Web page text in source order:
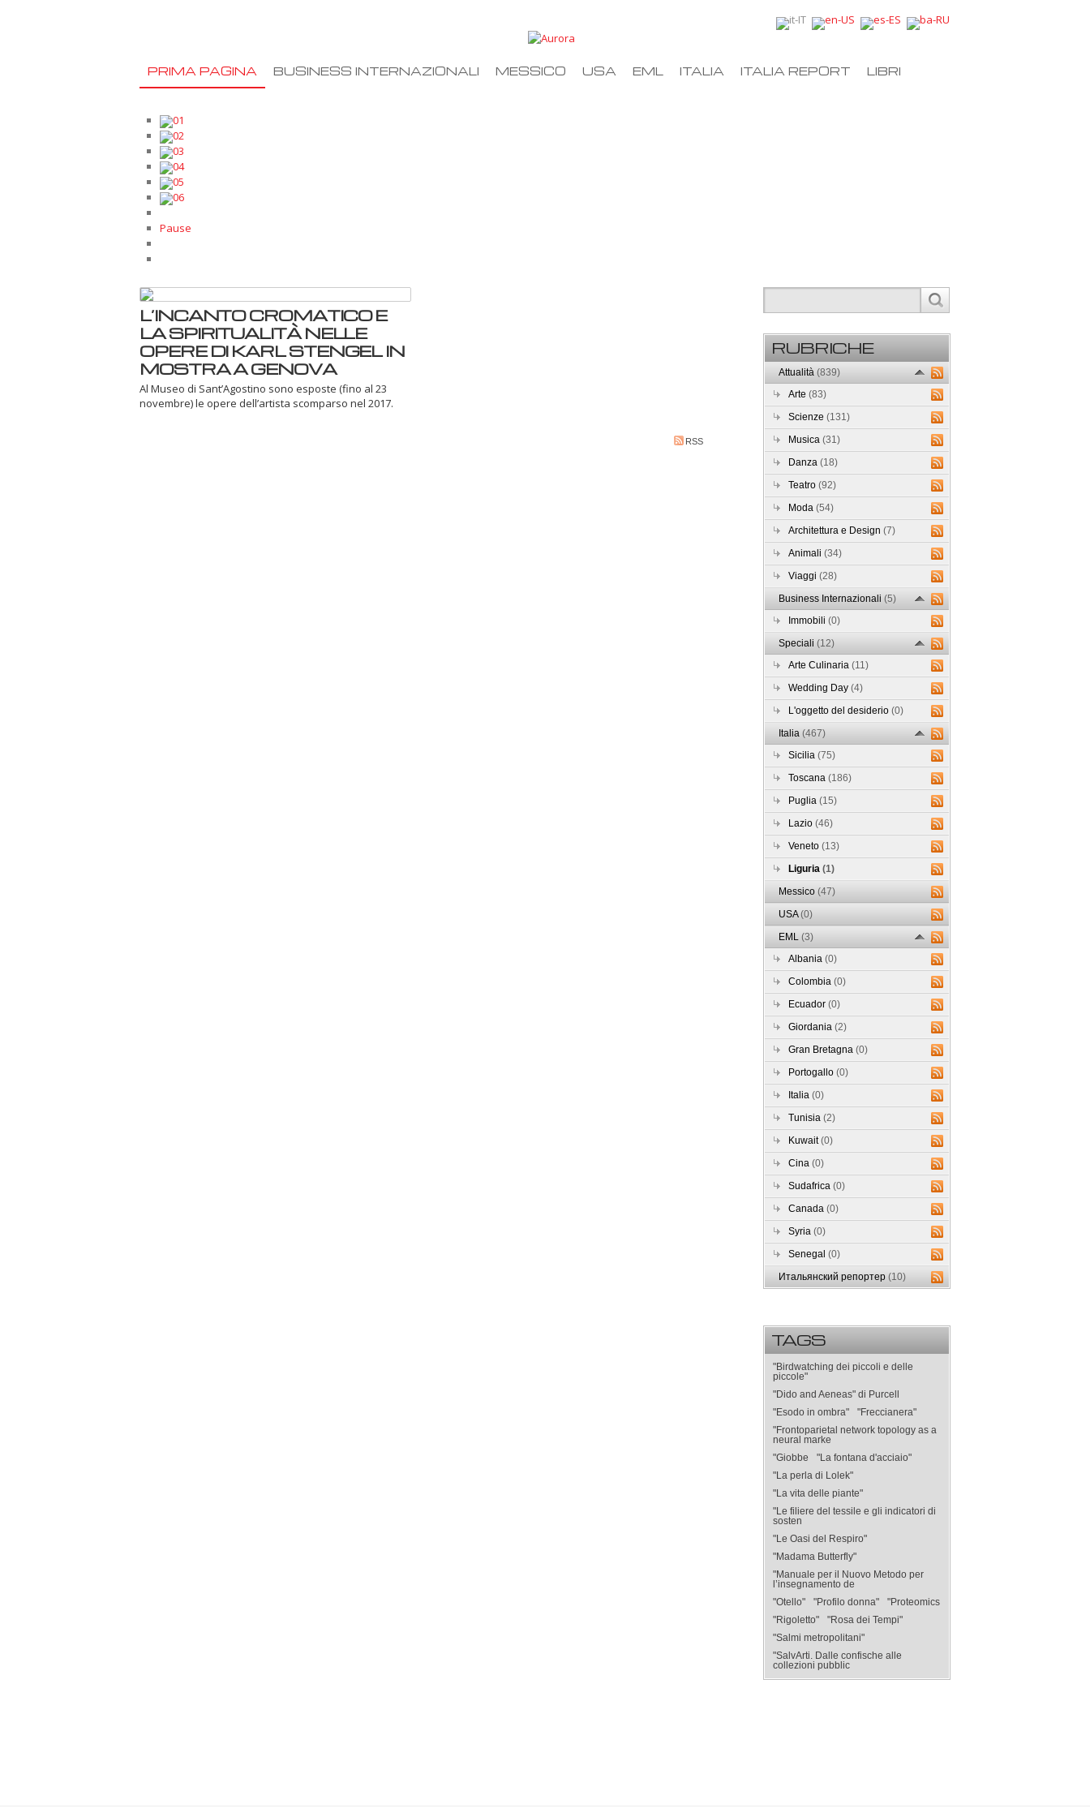
PRIMA PAGINA BUSINESS INTERNAZIONALI MESSICO USA EML ITALIA ITALIA REPORT LIBRI
01
02
03
04
05
06
Pause
L’INCANTO CROMATICO E
LA SPIRITUALITÀ NELLE
OPERE DI KARL STENGEL IN
MOSTRA A GENOVA
Al Museo di Sant’Agostino sono esposte (fino al 23
novembre) le opere dell’artista scomparso nel 2017.
RSS
RUBRICHE
Attualità(839)
Arte(83)
Scienze(131)
Musica(31)
Danza(18)
Teatro(92)
Moda(54)
Architettura e Design(7)
Animali(34)
Viaggi(28)
Business Internazionali(5)
Immobili(0)
Speciali(12)
Arte Culinaria(11)
Wedding Day(4)
L'oggetto del desiderio(0)
Italia(467)
Sicilia(75)
Toscana(186)
Puglia(15)
Lazio(46)
Veneto(13)
Liguria(1)
Messico(47)
USA(0)
EML(3)
Albania(0)
Colombia(0)
Ecuador(0)
Giordania(2)
Gran Bretagna(0)
Portogallo(0)
Italia(0)
Tunisia(2)
Kuwait(0)
Cina(0)
Sudafrica(0)
Canada(0)
Syria(0)
Senegal(0)
Итальянский репортер(10)
TAGS
"Birdwatching dei piccoli e delle
piccole"
"Dido and Aeneas" di Purcell
"Esodo in ombra"
"Freccianera"
"Frontoparietal network topology as a
neural marke
"Giobbe
"La fontana d'acciaio"
"La perla di Lolek"
"La vita delle piante"
"Le filiere del tessile e gli indicatori di
sosten
"Le Oasi del Respiro"
"Madama Butterfly"
"Manuale per il Nuovo Metodo per
l’insegnamento de
"Otello"
"Profilo donna"
"Proteomics
"Rigoletto"
"Rosa dei Tempi"
"Salmi metropolitani"
"SalvArti. Dalle confische alle
collezioni pubblic